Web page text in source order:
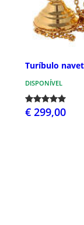
Turíbulo
DISPONÍVEL
€ 299,00